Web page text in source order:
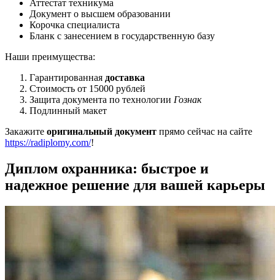
Аттестат техникума
Документ о высшем образовании
Корочка специалиста
Бланк с занесением в государственную базу
Наши преимущества:
Гарантированная доставка
Стоимость от 15000 рублей
Защита документа по технологии Гознак
Подлинный макет
Закажите оригинальный документ прямо сейчас на сайте
https://radiplomy.com/!
Диплом охранника: быстрое и
надежное решение для вашей карьеры